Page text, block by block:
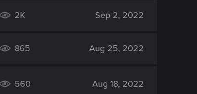
2K Sep 2, 2022
865 Aug 25, 2022
560 Aug 18, 2022